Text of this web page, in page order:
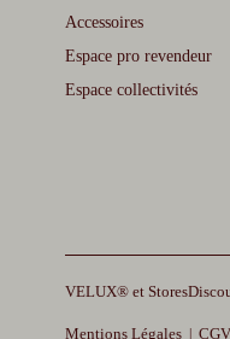
Accessoires
Espace pro revendeur
Espace collectivités
VELUX® et
Mentions Légales| CGV